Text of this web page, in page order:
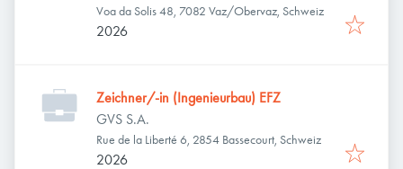
Voa da Solis 48, 7082 Vaz/Obervaz, Schweiz
2026
Zeichner/-in (Ingenieurbau) EFZ
GVS S.A.
Rue de la Liberté 6, 2854 Bassecourt, Schweiz
2026